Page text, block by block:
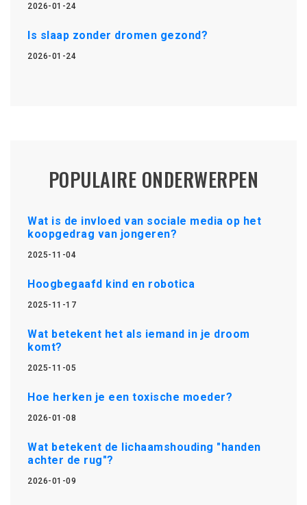
2026-01-24
Is slaap zonder dromen gezond?
2026-01-24
POPULAIRE ONDERWERPEN
Wat is de invloed van sociale media op het
koopgedrag van jongeren?
2025-11-04
Hoogbegaafd kind en robotica
2025-11-17
Wat betekent het als iemand in je droom
komt?
2025-11-05
Hoe herken je een toxische moeder?
2026-01-08
Wat betekent de lichaamshouding "handen
achter de rug"?
2026-01-09